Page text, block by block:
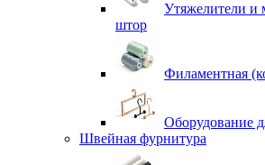
Утяжелители и
штор
Филаментная
Оборудование
Швейная фурнитура